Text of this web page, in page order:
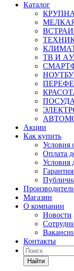
Каталог
ТВ И
ПОСУДА
Акции
Как купить
Условия
Оплата
Условия
Магазин
О компании
Новости
Контакты
Найти